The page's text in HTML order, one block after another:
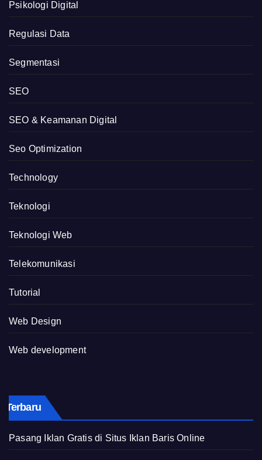
Psikologi Digital
Regulasi Data
Segmentasi
SEO
SEO & Keamanan Digital
Seo Optimization
Technology
Teknologi
Teknologi Web
Telekomunikasi
Tutorial
Web Design
Web development
Terbaru
Pasang Iklan Gratis di Situs Iklan Baris Online